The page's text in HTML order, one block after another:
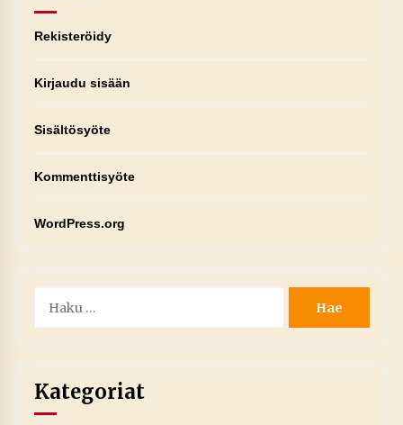
Rekisteröidy
Kirjaudu sisään
Sisältösyöte
Kommenttisyöte
WordPress.org
Kategoriat